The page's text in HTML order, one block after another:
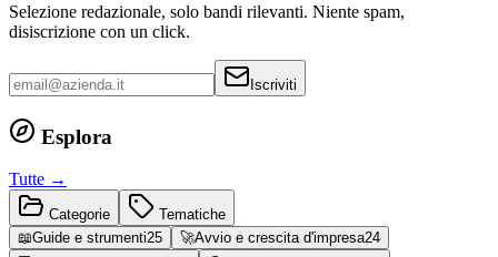
Selezione redazionale, solo bandi rilevanti. Niente spam,
disiscrizione con un click.
Iscriviti
Esplora
Tutte →
Categorie
Tematiche
📖Guide e strumenti25 🚀Avvio e crescita d'impresa24